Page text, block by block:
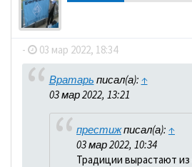
- 03 мар 2022, 18:34
Вратарь писал(а): ↑
03 мар 2022, 13:21
престижписал(а): ↑
03 мар 2022, 10:34
Традиции вырастают из